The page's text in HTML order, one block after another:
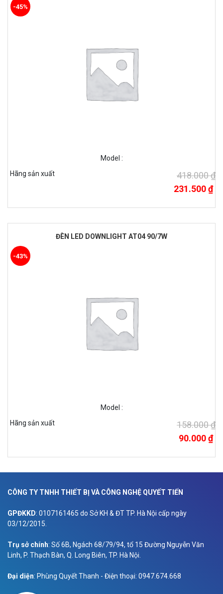
Model :
Hãng sản xuất
418.000 ₫
231.500 ₫
-45%
ĐÈN LED DOWNLIGHT AT04 90/7W
Model :
Hãng sản xuất
158.000 ₫
90.000 ₫
-43%
CÔNG TY TNHH THIẾT BỊ VÀ CÔNG NGHỆ QUYẾT TIẾN
GPĐKKD: 0107161465 do Sở KH & ĐT TP. Hà Nội cấp ngày
03/12/2015.
Trụ sở chính: Số 6B, Ngách 68/79/94, tổ 15 Đường Nguyễn Văn
Linh, P. Thạch Bàn, Q. Long Biên, TP. Hà Nội.
Đại diện: Phùng Quyết Thanh - Điện thoại: 0947.674.668